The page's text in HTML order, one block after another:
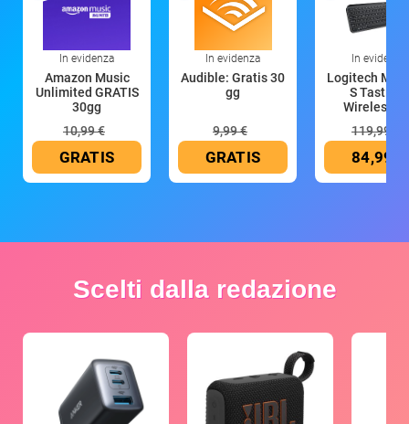
In evidenza
Amazon Music
Unlimited GRATIS
30gg
10,99 €
GRATIS
In evidenza
Audible: Gratis 30
gg
9,99 €
GRATIS
In evidenza
Logitech MX
S Tastiera
Wireless
119,99 €
84,99 €
Scelti dalla redazione